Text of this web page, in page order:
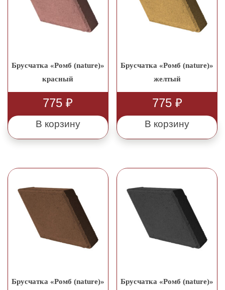
Брусчатка «Ромб (nature)»
красный
775₽
В корзину
Брусчатка «Ромб (nature)»
желтый
775 ₽
В корзину
Брусчатка «Ромб (nature)»
Брусчатка «Ромб (nature)»